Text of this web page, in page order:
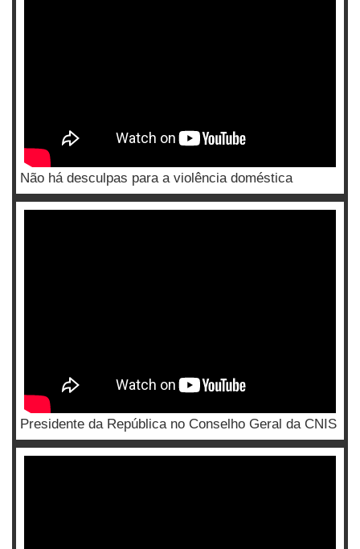
Não há desculpas para a violência doméstica
Presidente da República no Conselho Geral da CNIS